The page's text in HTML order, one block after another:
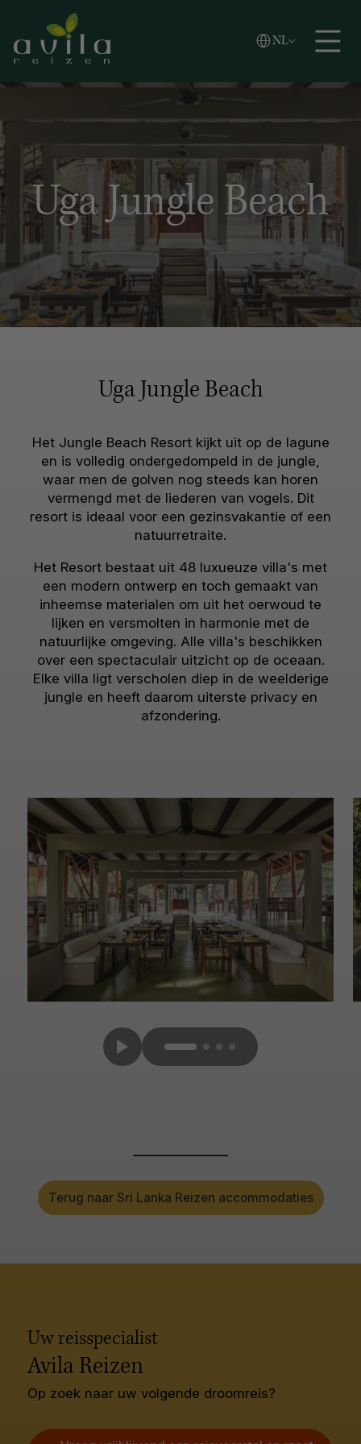
Zoeken
NL
Vlaams
English
Uga Jungle Beach
Uga Jungle Beach
Het Jungle Beach Resort kijkt uit op de lagune
en is volledig ondergedompeld in de jungle,
waar men de golven nog steeds kan horen
vermengd met de liederen van vogels. Dit
resort is ideaal voor een gezinsvakantie of een
natuurretraite.
Het Resort bestaat uit 48 luxueuze villa's met
een modern ontwerp en toch gemaakt van
inheemse materialen om uit het oerwoud te
lijken en versmolten in harmonie met de
natuurlijke omgeving. Alle villa's beschikken
over een spectaculair uitzicht op de oceaan.
Elke villa ligt verscholen diep in de weelderige
jungle en heeft daarom uiterste privacy en
afzondering.
Terug naar Sri Lanka Reizen accommodaties
Uw reisspecialist
Avila Reizen
Op zoek naar uw volgende droomreis?